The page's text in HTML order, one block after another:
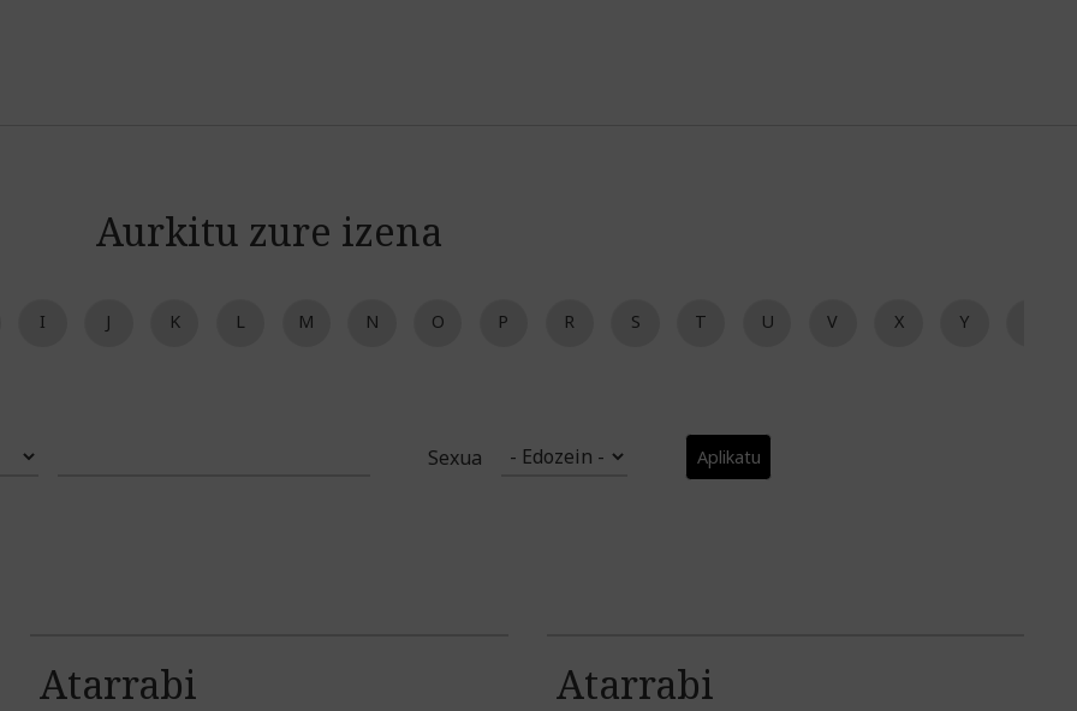
Aurkitu zure izena
I J K L M N O P R S T U V X Y
Sexua
Atarrabi Atarrabi